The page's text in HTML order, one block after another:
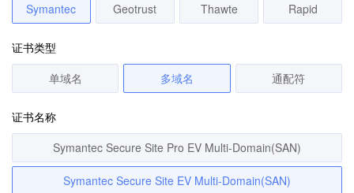
Symantec
Geotrust Thawte Rapid
证书类型
单域名
多域名 通配符
证书名称
Symantec Secure Site Pro EV Multi-Domain(SAN)
Symantec Secure Site EV Multi-Domain(SAN)